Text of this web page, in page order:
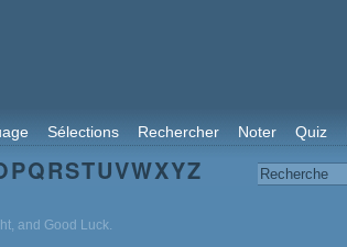
Sélections Rechercher Noter Quiz
PQRSTUVWXYZ
and Good Luck.